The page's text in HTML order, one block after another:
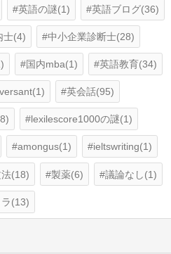
英語の謎(1) 英語ブログ(36)
士(4) 中小企業診断士(28)
国内mba(1) 英語教育(34)
versant(1) 英会話(95)
lexilescore1000の謎(1)
amongus(1) ieltswriting(1)
(18) 製薬(6) 議論なし(1)
ラ(13)